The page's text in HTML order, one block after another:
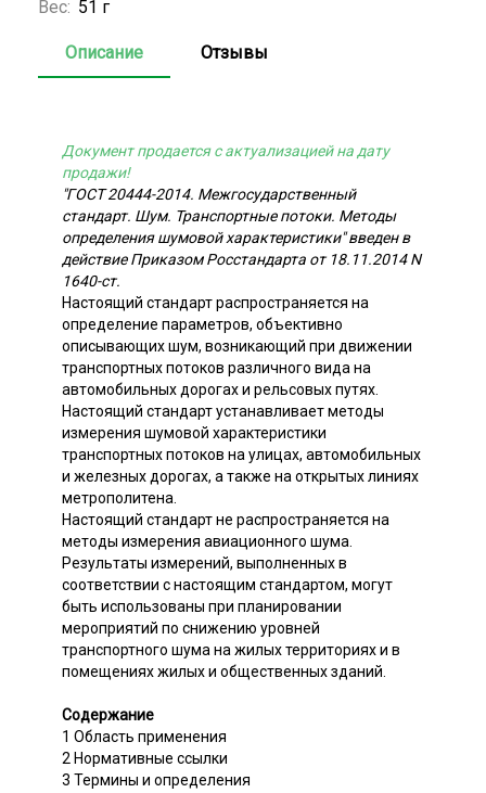
Вес: 51 г
Описание Отзывы
Документ продается с актуализацией на дату
продажи!
"ГОСТ 20444-2014. Межгосударственный
стандарт. Шум. Транспортные потоки. Методы
определения шумовой характеристики" введен в
действие Приказом Росстандарта от 18.11.2014 N
1640-ст.
Настоящий стандарт распространяется на
определение параметров, объективно
описывающих шум, возникающий при движении
транспортных потоков различного вида на
автомобильных дорогах и рельсовых путях.
Настоящий стандарт устанавливает методы
измерения шумовой характеристики
транспортных потоков на улицах, автомобильных
и железных дорогах, а также на открытых линиях
метрополитена.
Настоящий стандарт не распространяется на
методы измерения авиационного шума.
Результаты измерений, выполненных в
соответствии с настоящим стандартом, могут
быть использованы при планировании
мероприятий по снижению уровней
транспортного шума на жилых территориях и в
помещениях жилых и общественных зданий.
Содержание
1 Область применения
2 Нормативные ссылки
3 Термины и определения